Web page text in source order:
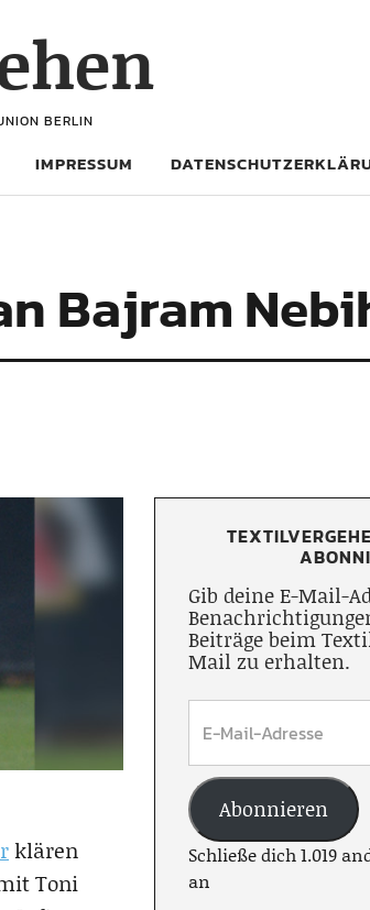
BERLIN
IMPRESSUM
Bajram
klären
Toni
Gib deine E-Mail-
Beiträge beim
Mail zu erhalten.
Abonnieren
Schließe dich 1.019
an